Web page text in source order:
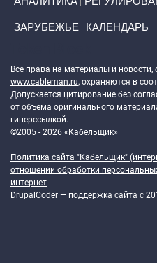
ЗАРУБЕЖЬЕ КАЛЕНДАРЬ
Все права на материалы и новости,
www.cableman.ru, охраняются в
Допускается цитирование без
от объема оригинального
гиперссылкой.
©2005 - 2026 «Кабельщик»
Политика сайта "Кабельщик"
отношении обработки
интернет
DrupalCoder — поддержка сайта c